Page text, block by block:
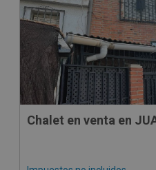
Chalet en venta en